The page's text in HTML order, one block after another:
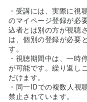
・受講には、実際に視
のマイページ登録が必
込者とは別の方が視聴
は、個別の登録が必要
す。
・視聴期間中は、一時
が可能です。繰り返し
だけます。
・同一IDでの複数人視
禁止されています。